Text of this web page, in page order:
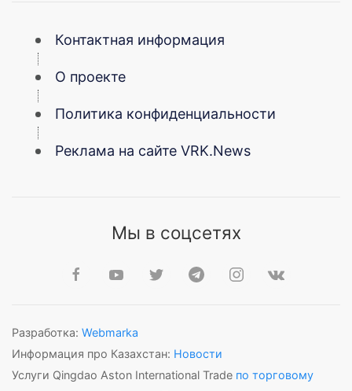
Контактная информация
О проекте
Политика конфиденциальности
Реклама на сайте VRK.News
Мы в соцсетях
Разработка: Webmarka
Информация про Казахстан: Новости
Услуги Qingdao Aston International Trade по торговому